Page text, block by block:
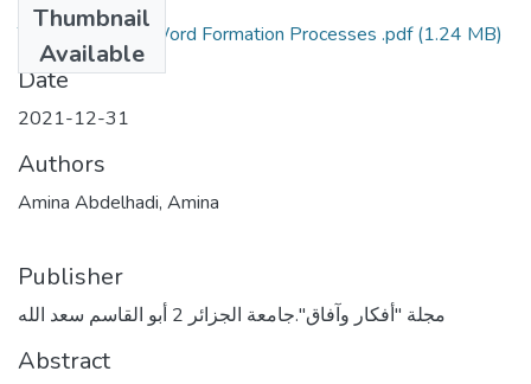
Thumbnail
Available
The Analysis of Word Formation Processes .pdf(1.24 MB)
Date
2021-12-31
Authors
Amina Abdelhadi, Amina
Publisher
مجلة "أفكار وآفاق".جامعة الجزائر 2 أبو القاسم سعد الله
Abstract